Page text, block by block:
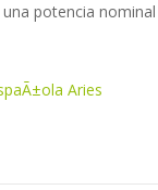
potencia
Aries